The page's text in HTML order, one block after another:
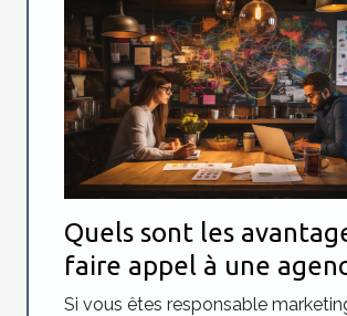
Quels sont les
faire appel à une
?
Si vous êtes responsable